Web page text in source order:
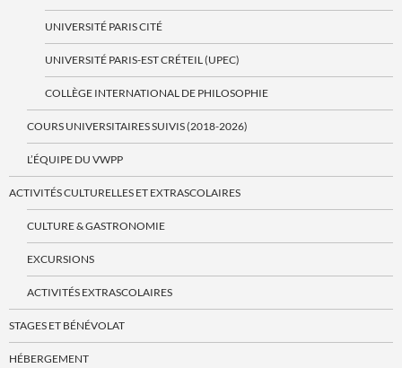
UNIVERSITÉ PARIS CITÉ
UNIVERSITÉ PARIS-EST CRÉTEIL (UPEC)
COLLÈGE INTERNATIONAL DE PHILOSOPHIE
COURS UNIVERSITAIRES SUIVIS (2018-2026)
L’ÉQUIPE DU VWPP
ACTIVITÉS CULTURELLES ET EXTRASCOLAIRES
CULTURE & GASTRONOMIE
EXCURSIONS
ACTIVITÉS EXTRASCOLAIRES
STAGES ET BÉNÉVOLAT
HÉBERGEMENT